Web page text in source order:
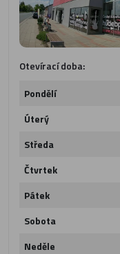
Otevírací doba:
Pondělí
Úterý
Středa
Čtvrtek
Pátek
Sobota
Neděle